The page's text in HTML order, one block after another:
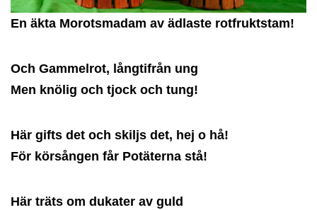
En äkta Morotsmadam av ädlaste rotfruktstam!
Och Gammelrot, långtifrån ung
Men knölig och tjock och tung!
Här gifts det och skiljs det, hej o hå!
För körsången får Potäterna stå!
Här träts om dukater av guld